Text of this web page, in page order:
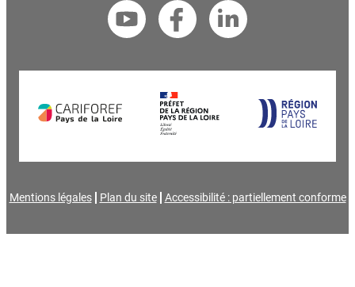
Mentions légales Plan du site Accessibilité : partiellement conforme